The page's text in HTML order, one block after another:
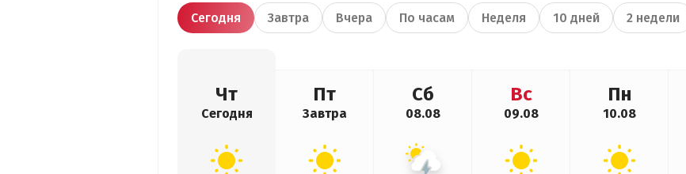
Сегодня Завтра Вчера По часам Неделя 10 дней 2 недели
Чт
Сегодня
Пт
Завтра
Сб
08.08
Вс
09.08
Пн
10.08